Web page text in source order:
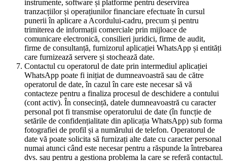
instrumente, software și platforme pentru deservirea
tranzacțiilor și operațiunilor financiare efectuate în cursul
punerii în aplicare a Acordului-cadru, precum și pentru
trimiterea de informații comerciale prin mijloace de
comunicare electronică, consilieri juridici, firme de audit,
firme de consultanță, furnizorul aplicației WhatsApp și entități
care furnizează servere și stochează date.
Contactul cu operatorul de date prin intermediul aplicației
WhatsApp poate fi inițiat de dumneavoastră sau de către
operatorul de date, în cazul în care este necesar să vă
contacteze pentru a finaliza procesul de deschidere a contului
(cont activ). În consecință, datele dumneavoastră cu caracter
personal pot fi transmise operatorului de date (în funcție de
setările de confidențialitate din aplicația WhatsApp) sub forma
fotografiei de profil și a numărului de telefon. Operatorul de
date vă poate solicita să furnizați alte date cu caracter personal
numai atunci când este necesar pentru a răspunde la întrebarea
dvs. sau pentru a gestiona problema la care se referă contactul.